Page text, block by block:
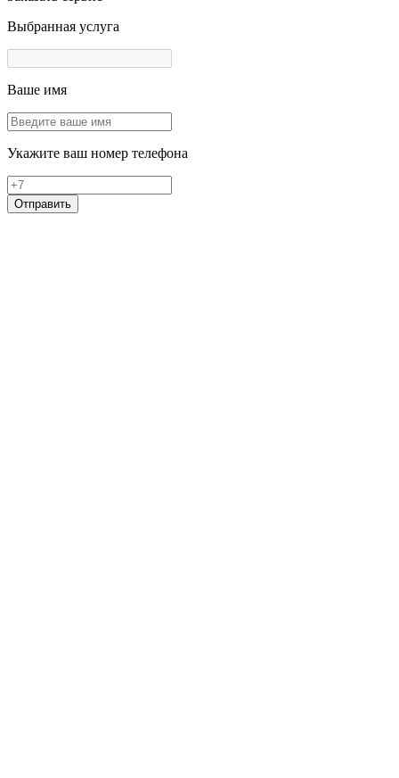
Выбранная услуга
Ваше имя
Укажите ваш номер телефона
Отправить